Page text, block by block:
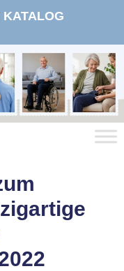
KATALOG